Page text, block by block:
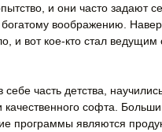
и они часто
воображению.
и вот кое-кто стал
часть детства,
софта.
программы являются